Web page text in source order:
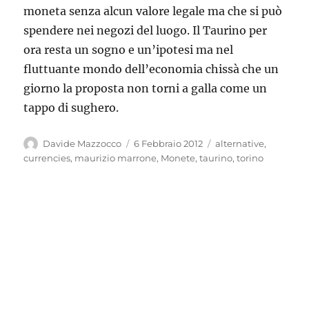
moneta senza alcun valore legale ma che si può
spendere nei negozi del luogo. Il Taurino per
ora resta un sogno e un’ipotesi ma nel
fluttuante mondo dell’economia chissà che un
giorno la proposta non torni a galla come un
tappo di sughero.
Autore
Davide Mazzocco
Pubblicato
il
6 Febbraio 2012 Tag
alternative,
currencies, maurizio marrone, Monete,taurino,torino